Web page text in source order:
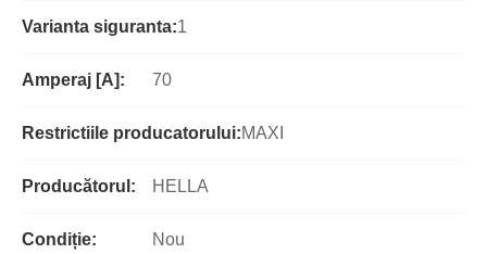
Varianta siguranta:1
Amperaj [A]: 70
Restrictiile producatorului:MAXI
Producătorul: HELLA
Condiție: Nou